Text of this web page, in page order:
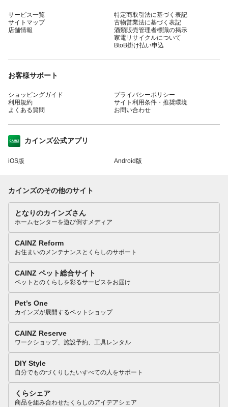
サービス一覧
サイトマップ
店舗情報
特定商取引法に基づく表記
古物営業法に基づく表記
酒類販売管理者標識の掲示
家電リサイクルについて
BtoB掛け払い申込
お客様サポート
ショッピングガイド
利用規約
よくある質問
プライバシーポリシー
サイト利用条件・推奨環境
お問い合わせ
カインズ公式アプリ
iOS版 Android版
カインズのその他のサイト
となりのカインズさん
ホームセンターを遊び倒すメディア
CAINZ Reform
お住まいのメンテナンスとくらしのサポート
CAINZ ペット総合サイト
ペットとのくらしを彩るサービスをお届け
Pet’s One
カインズが展開するペットショップ
CAINZ Reserve
ワークショップ、施設予約、工具レンタル
DIY Style
自分でものづくりしたいすべての人をサポート
くらシェア
商品を組み合わせたくらしのアイデアシェア